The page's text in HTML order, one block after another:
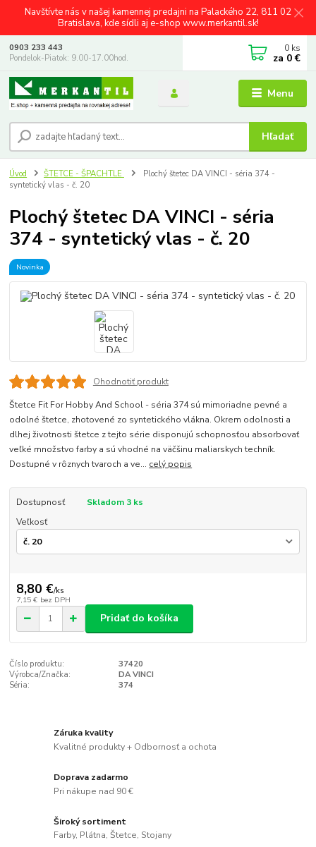
Navštívte nás v našej kamennej predajni na Palackého 22, 811 02
Bratislava, kde sídli aj e-shop www.merkantil.sk!
Menu
Hľadať
0903 233 443
Pondelok-Piatok: 9.00-17.00hod.
0 ks
za 0 €
Úvod ŠTETCE - ŠPACHTLE
Plochý štetec DA VINCI - séria 374 -
syntetický vlas - č. 20
Plochý štetec DA VINCI - séria
374 - syntetický vlas - č. 20
Novinka
Ohodnotiť produkt
Štetce Fit For Hobby And School - séria 374 sú mimoriadne pevné a
odolné štetce, zhotovené zo syntetického vlákna. Okrem odolnosti a
dlhej životnosti štetce z tejto série disponujú schopnosťou absorbovať
veľké množstvo farby a sú vhodné na väčšinu maliarskych techník.
Dostupné v rôznych tvaroch a ve... celý popis
Dostupnosť
Skladom 3 ks
Veľkosť
8,80 €/ks
7,15 € bez DPH
Pridať do košíka
Číslo produktu:
37420
Výrobca/Značka:
DA VINCI
Séria:
374
Záruka kvality
Kvalitné produkty + Odbornosť a ochota
Doprava zadarmo
Pri nákupe nad 90 €
Široký sortiment
Farby, Plátna, Štetce, Stojany